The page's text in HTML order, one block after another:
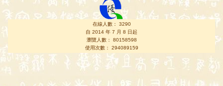
在線人數： 3290
自 2014 年 7 月 8 日起
瀏覽人數： 80158598
使用次數： 294089159